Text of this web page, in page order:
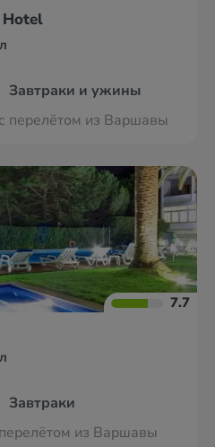
Завтраки и ужины
перелётом из Варшавы
7.7
Завтраки
из Варшавы